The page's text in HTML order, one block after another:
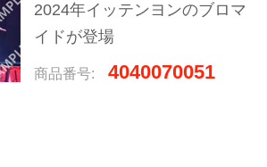
2024年イッテンヨンのブロマ
イドが登場
商品番号: 4040070051